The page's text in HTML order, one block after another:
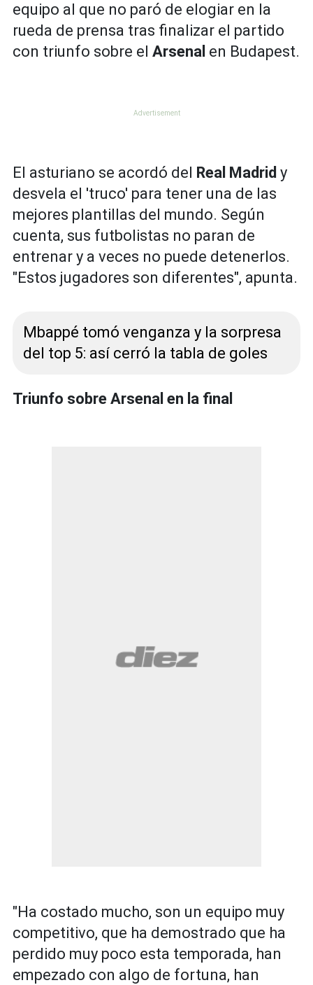
equipo al que no paró de elogiar en la
rueda de prensa tras finalizar el partido
con triunfo sobre el Arsenal en Budapest.
El asturiano se acordó del Real Madrid y
desvela el 'truco' para tener una de las
mejores plantillas del mundo. Según
cuenta, sus futbolistas no paran de
entrenar y a veces no puede detenerlos.
"Estos jugadores son diferentes", apunta.
Mbappé tomó venganza y la sorpresa
del top 5: así cerró la tabla de goles
Triunfo sobre Arsenal en la final
"Ha costado mucho, son un equipo muy
competitivo, que ha demostrado que ha
perdido muy poco esta temporada, han
empezado con algo de fortuna, han